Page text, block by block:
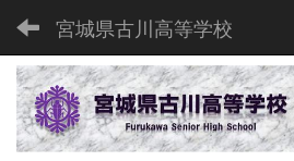
宮城県古川高等学校